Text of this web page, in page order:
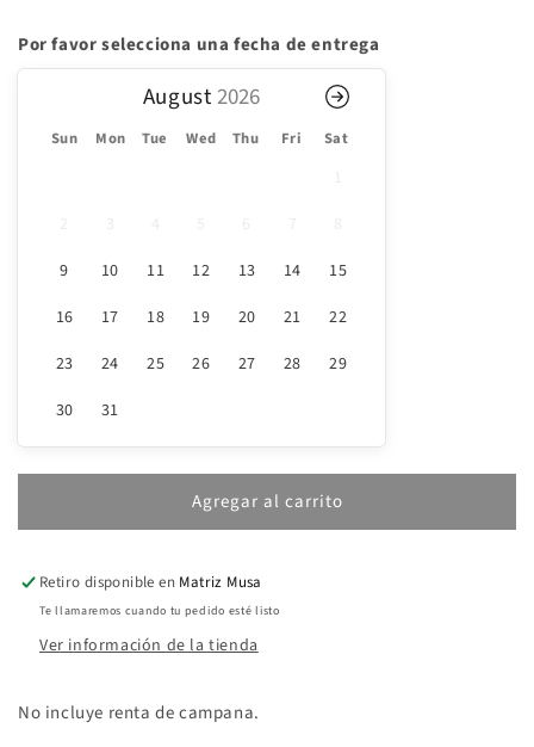
Campana
de
Campana
de
quesos
chica
Por favor selecciona una fecha de entrega
August
Sun Mon Tue Wed Thu Fri Sat
9
10 11 12 13 14
15
16
17 18 19 20 21
22
23
24 25 26 27 28
29
30
31
Agregar al carrito
Retiro disponible en Matriz Musa
Te llamaremos cuando tu pedido esté listo
Ver información de la tienda
No incluye renta de campana.